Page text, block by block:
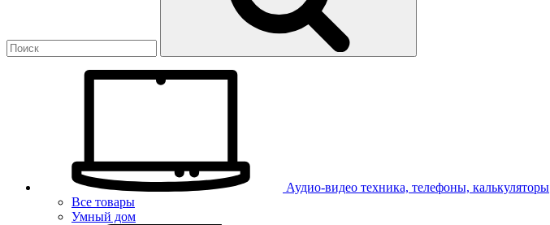
Аудио-видео техника, телефоны, калькуляторы
Все товары
Умный дом